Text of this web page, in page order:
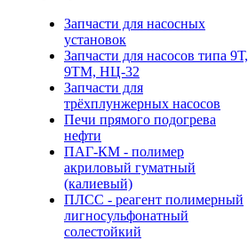
Запчасти для насосных
установок
Запчасти для насосов типа 9Т,
9ТМ, НЦ-32
Запчасти для
трёхплунжерных насосов
Печи прямого подогрева
нефти
ПАГ-КМ - полимер
акриловый гуматный
(калиевый)
ПЛСС - реагент полимерный
лигносульфонатный
солестойкий